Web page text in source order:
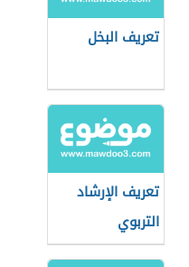
تعريف البخل
تعريف الإرشاد
التربوي